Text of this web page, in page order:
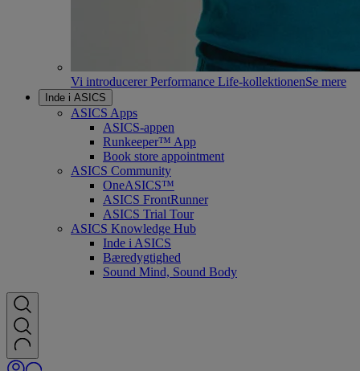
Vi introducerer Performance Life-kollektionenSe mere
Inde i ASICS
ASICS Apps
ASICS-appen
Runkeeper™ App
Book store appointment
ASICS Community
OneASICS™
ASICS FrontRunner
ASICS Trial Tour
ASICS Knowledge Hub
Inde i ASICS
Bæredygtighed
Sound Mind, Sound Body